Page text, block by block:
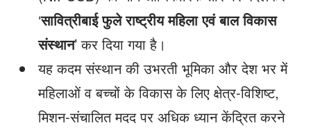
‘सावित्रीबाई फुले राष्ट्रीय महिला एवं बाल विकास
संस्थान’ कर दिया गया है।
यह कदम संस्थान की उभरती भूमिका और देश भर में
महिलाओं व बच्चों के विकास के लिए क्षेत्र-विशिष्ट,
मिशन-संचालित मदद पर अधिक ध्यान केंद्रित करने